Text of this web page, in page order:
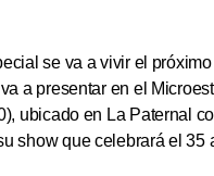
se va a vivir el
a presentar en el
ubicado en La Paternal
show que celebrará el 35